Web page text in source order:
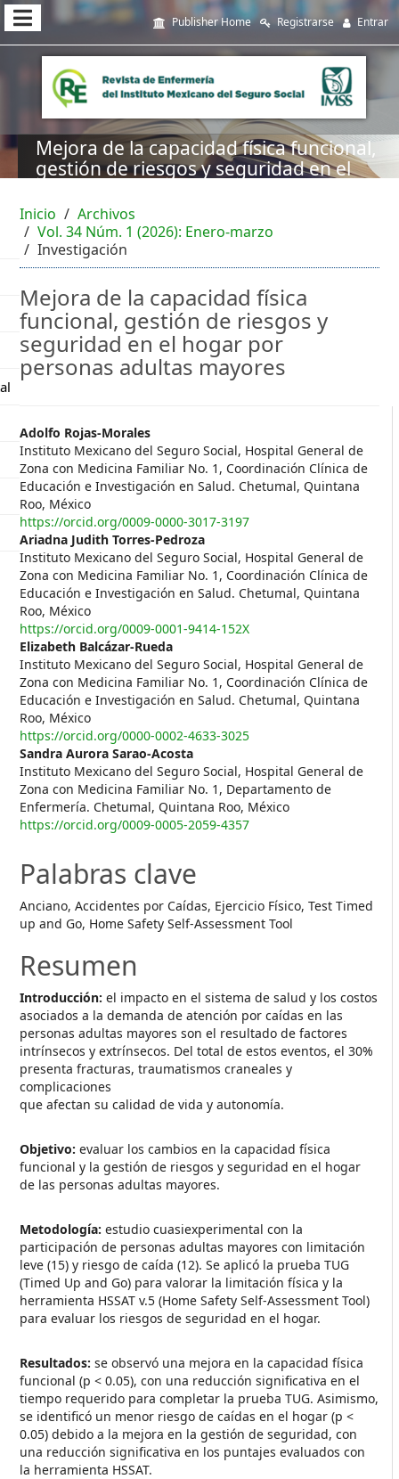
##plugins.themes.themeEleven.accessible_menu.sidebar##
Publisher Home Registrarse Entrar
Mejora de la capacidad física funcional,
gestión de riesgos y seguridad en el
Inicio
Archivos
Vol. 34 Núm. 1 (2026): Enero-marzo
Investigación
Mejora de la capacidad física
funcional, gestión de riesgos y
seguridad en el hogar por
personas adultas mayores
Adolfo Rojas-Morales
Instituto Mexicano del Seguro Social, Hospital General de
Zona con Medicina Familiar No. 1, Coordinación Clínica de
Educación e Investigación en Salud. Chetumal, Quintana
Roo, México
https://orcid.org/0009-0000-3017-3197
Ariadna Judith Torres-Pedroza
Instituto Mexicano del Seguro Social, Hospital General de
Zona con Medicina Familiar No. 1, Coordinación Clínica de
Educación e Investigación en Salud. Chetumal, Quintana
Roo, México
https://orcid.org/0009-0001-9414-152X
Elizabeth Balcázar-Rueda
Instituto Mexicano del Seguro Social, Hospital General de
Zona con Medicina Familiar No. 1, Coordinación Clínica de
Educación e Investigación en Salud. Chetumal, Quintana
Roo, México
https://orcid.org/0000-0002-4633-3025
Sandra Aurora Sarao-Acosta
Instituto Mexicano del Seguro Social, Hospital General de
Zona con Medicina Familiar No. 1, Departamento de
Enfermería. Chetumal, Quintana Roo, México
https://orcid.org/0009-0005-2059-4357
Palabras clave
Anciano, Accidentes por Caídas, Ejercicio Físico, Test Timed
up and Go, Home Safety Self-Assessment Tool
Resumen
Introducción: el impacto en el sistema de salud y los costos
asociados a la demanda de atención por caídas en las
personas adultas mayores son el resultado de factores
intrínsecos y extrínsecos. Del total de estos eventos, el 30%
presenta fracturas, traumatismos craneales y
complicaciones
que afectan su calidad de vida y autonomía.
Objetivo: evaluar los cambios en la capacidad física
funcional y la gestión de riesgos y seguridad en el hogar
de las personas adultas mayores.
Metodología: estudio cuasiexperimental con la
participación de personas adultas mayores con limitación
leve (15) y riesgo de caída (12). Se aplicó la prueba TUG
(Timed Up and Go) para valorar la limitación física y la
herramienta HSSAT v.5 (Home Safety Self-Assessment Tool)
para evaluar los riesgos de seguridad en el hogar.
Resultados: se observó una mejora en la capacidad física
funcional (p < 0.05), con una reducción significativa en el
tiempo requerido para completar la prueba TUG. Asimismo,
se identificó un menor riesgo de caídas en el hogar (p <
0.05) debido a la mejora en la gestión de seguridad, con
una reducción significativa en los puntajes evaluados con
la herramienta HSSAT.